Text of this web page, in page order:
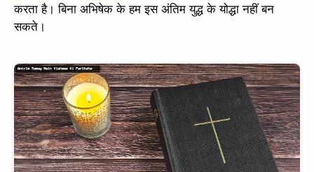
करता है। बिना अभिषेक के हम इस अंतिम युद्ध के योद्धा नहीं बन
सकते।